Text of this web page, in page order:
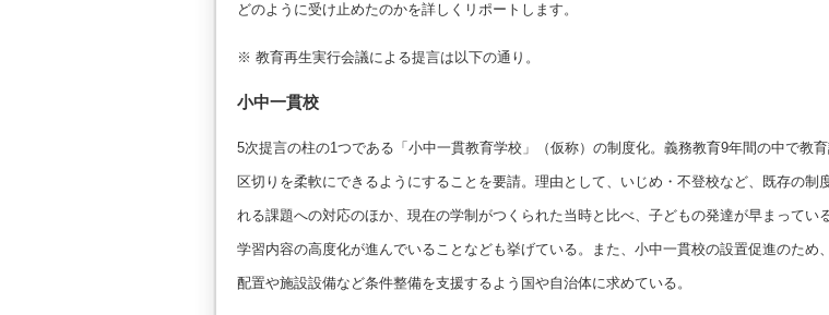
どのように受け止めたのかを詳しくリポートします。
※ 教育再生実行会議による提言は以下の通り。
小中一貫校
5次提言の柱の1つである「小中一貫教育学校」（仮称）の制度化。義務教育9年間の中で教
区切りを柔軟にできるようにすることを要請。理由として、いじめ・不登校など、既存の制
れる課題への対応のほか、現在の学制がつくられた当時と比べ、子どもの発達が早まってい
学習内容の高度化が進んでいることなども挙げている。また、小中一貫校の設置促進のため
配置や施設設備など条件整備を支援するよう国や自治体に求めている。